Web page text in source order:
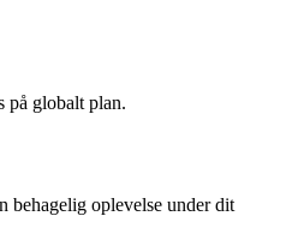
på globalt plan.
behagelig oplevelse under dit